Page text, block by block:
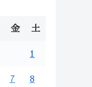
金 土
1
7 8